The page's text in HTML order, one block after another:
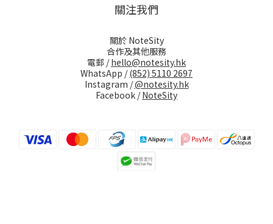
關注我們
關於 NoteSity
合作及其他服務
電郵 /hello@notesity.hk
WhatsApp /(852) 5110 2697
Instagram /@notesity.hk
Facebook /NoteSity